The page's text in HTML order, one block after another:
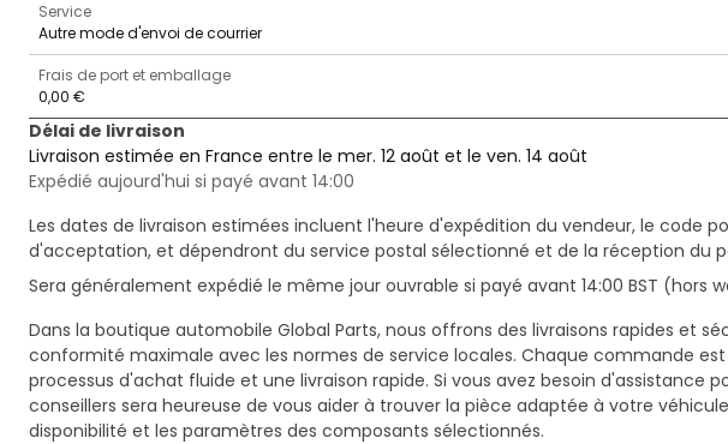
Service
Autre mode d'envoi de courrier
Frais de port et emballage
0,00 €
Délai de livraison
Livraison estimée en France entre le mer. 12 août et le ven. 14 août
Expédié aujourd'hui si payé avant 14:00
Les dates de livraison estimées incluent l'heure d'expédition du vendeur, le code
d'acceptation, et dépendront du service postal sélectionné et de la réception du
Sera généralement expédié le même jour ouvrable si payé avant 14:00 BST (hors
Dans la boutique automobile Global Parts, nous offrons des livraisons rapides et
conformité maximale avec les normes de service locales. Chaque commande
processus d'achat fluide et une livraison rapide. Si vous avez besoin d'assistance
conseillers sera heureuse de vous aider à trouver la pièce adaptée à votre
disponibilité et les paramètres des composants sélectionnés.